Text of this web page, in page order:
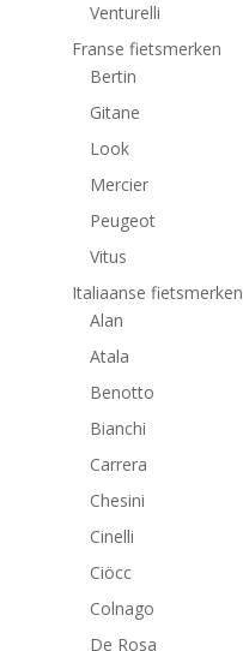
Venturelli
Franse fietsmerken
Bertin
Gitane
Look
Mercier
Peugeot
Vitus
Italiaanse fietsmerken
Alan
Atala
Benotto
Bianchi
Carrera
Chesini
Cinelli
Ciöcc
Colnago
De Rosa